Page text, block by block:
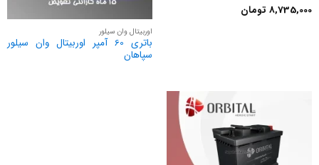
نمره4
8,735,000 تومان
اوربیتال وان سیلور
باتری 60 آمپر اوربیتال وان سیلور
سپاهان